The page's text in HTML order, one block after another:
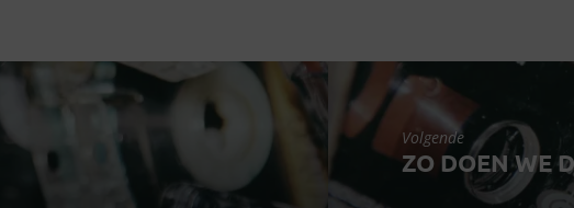
Volgende
ZO DOEN WE